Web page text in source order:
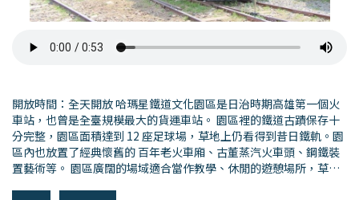
開放時間：全天開放 哈瑪星鐵道文化園區是日治時期高雄第一個火
車站，也曾是全臺規模最大的貨運車站。 園區裡的鐵道古蹟保存十
分完整，園區面積達到 12 座足球場，草地上仍看得到昔日鐵軌。園
區內也放置了經典懷舊的 百年老火車廂、古董蒸汽火車頭、鋼鐵裝
置藝術等。 園區廣闊的場域適合當作教學、休閒的遊憩場所，草地